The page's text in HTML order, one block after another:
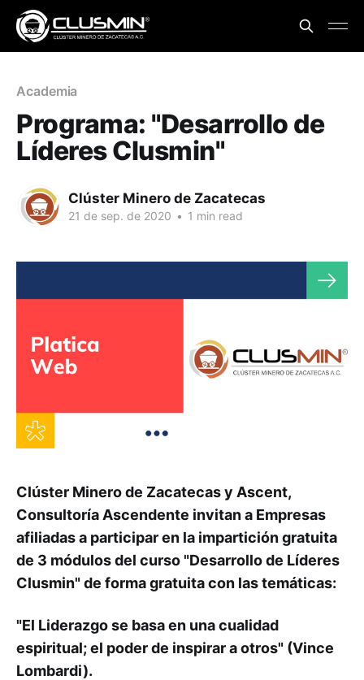
Academia
Programa: "Desarrollo de
Líderes Clusmin"
Clúster Minero de Zacatecas
21 de sep. de 2020 • 1 min read
Clúster Minero de Zacatecas y Ascent,
Consultoría Ascendente invitan a Empresas
afiliadas a participar en la impartición gratuita
de 3 módulos del curso "Desarrollo de Líderes
Clusmin" de forma gratuita con las temáticas:
"El Liderazgo se basa en una cualidad
espiritual; el poder de inspirar a otros" (Vince
Lombardi).